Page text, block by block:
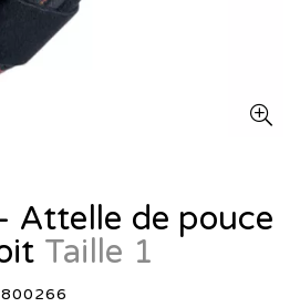
Attelle de pouce
Taille 1